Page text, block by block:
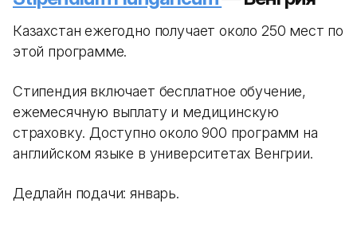
Казахстан ежегодно получает около 250 мест по
этой программе.
Стипендия включает бесплатное обучение,
ежемесячную выплату и медицинскую
страховку. Доступно около 900 программ на
английском языке в университетах Венгрии.
Дедлайн подачи: январь.